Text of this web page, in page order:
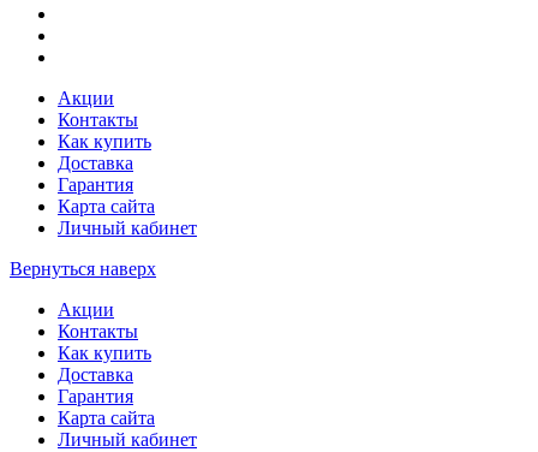
Акции
Контакты
Как купить
Доставка
Гарантия
Карта сайта
Личный кабинет
Вернуться наверх
Акции
Контакты
Как купить
Доставка
Гарантия
Карта сайта
Личный кабинет